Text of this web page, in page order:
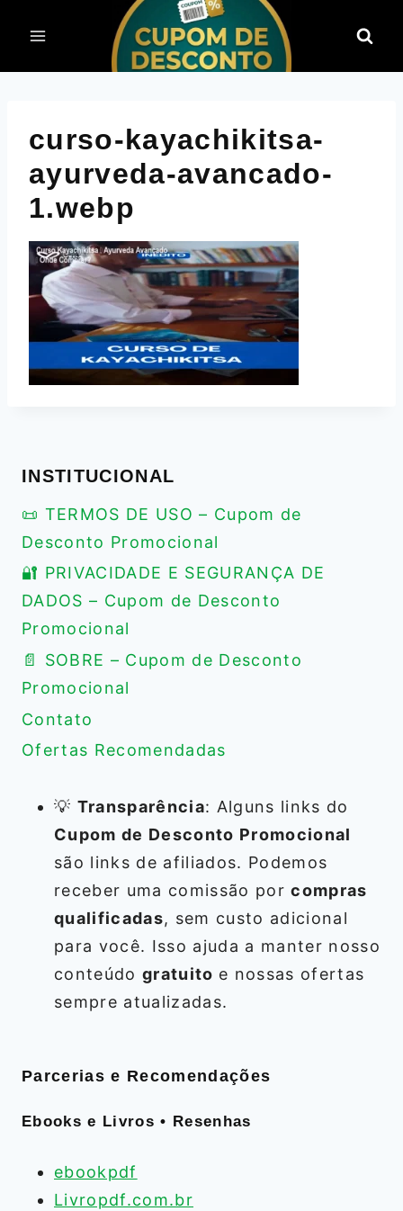
para
o
curso-kayachikitsa-
ayurveda-avancado-
1.webp
INSTITUCIONAL
📜 TERMOS DE USO – Cupom de
Desconto Promocional
🔐 PRIVACIDADE E SEGURANÇA DE
DADOS – Cupom de Desconto
Promocional
📄 SOBRE – Cupom de Desconto
Promocional
Contato
Ofertas Recomendadas
💡 Transparência: Alguns links do
Cupom de Desconto Promocional
são links de afiliados. Podemos
receber uma comissão porcompras
qualificadas, sem custo adicional
para você. Isso ajuda a manter nosso
conteúdo gratuito e nossas ofertas
sempre atualizadas.
Parcerias e Recomendações
Ebooks e Livros • Resenhas
ebookpdf
Livropdf.com.br